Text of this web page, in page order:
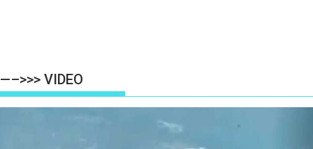
—–>>> VIDEO